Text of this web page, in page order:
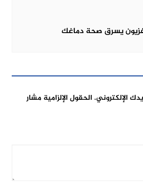
يسرق صحة دماغك
الإلكتروني. الحقول الإلزامية مشار